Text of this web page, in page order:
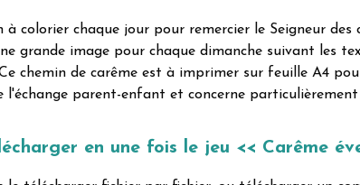
à colorier chaque jour pour remercier le Seigneur
grande image pour chaque dimanche suivant les
chemin de carême est à imprimer sur feuille A4
l'échange parent-enfant et concerne particulièrement
en une fois le jeu << Carême